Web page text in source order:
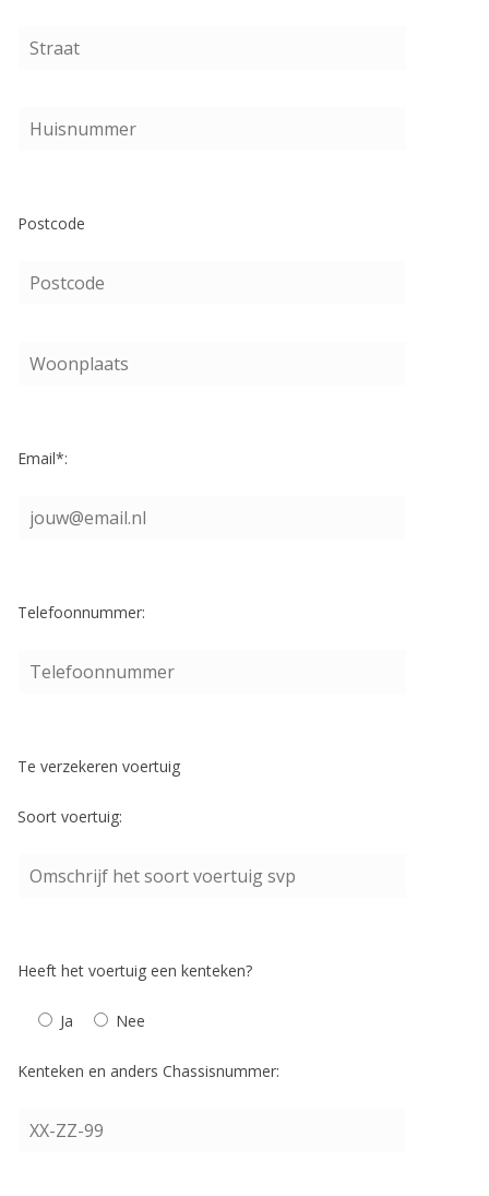
Postcode
Email*:
Telefoonnummer:
Te verzekeren voertuig
Soort voertuig:
Heeft het voertuig een kenteken?
Ja Nee
Kenteken en anders Chassisnummer: